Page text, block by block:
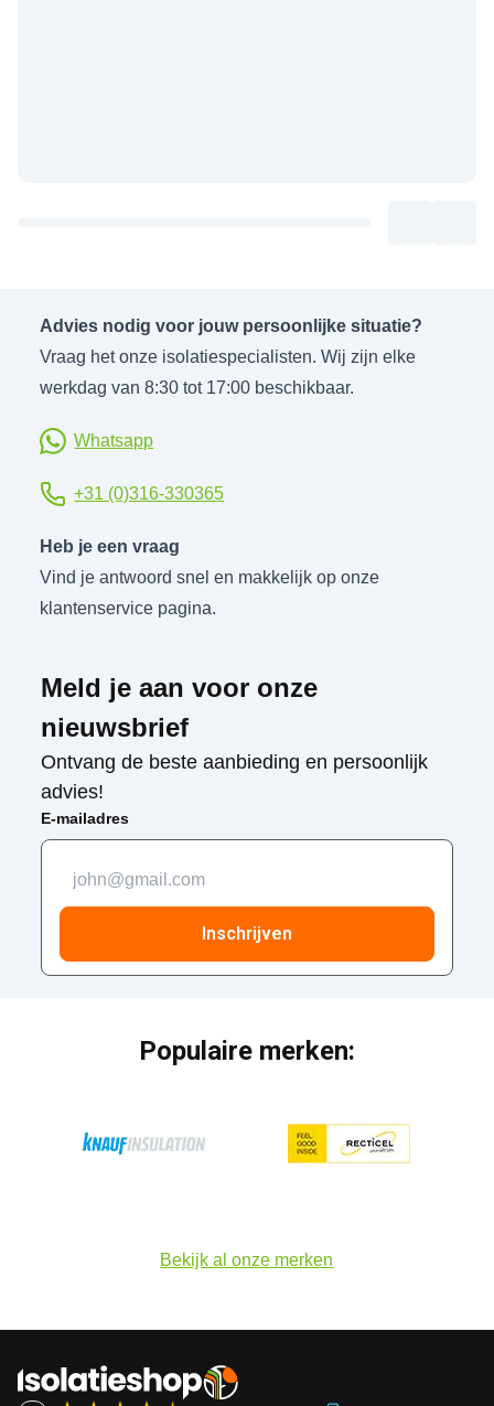
Advies nodig voor jouw persoonlijke situatie?
Vraag het onze isolatiespecialisten. Wij zijn elke
werkdag van 8:30 tot 17:00 beschikbaar.
Whatsapp
+31 (0)316-330365
Heb je een vraag
Vind je antwoord snel en makkelijk op onze
klantenservice pagina.
Meld je aan voor onze
nieuwsbrief
Ontvang de beste aanbieding en persoonlijk
advies!
E-mailadres
Inschrijven
Populaire merken:
Bekijk al onze merken